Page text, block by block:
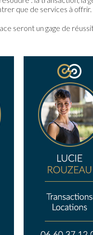
que de services à offrir.
seront un gage de